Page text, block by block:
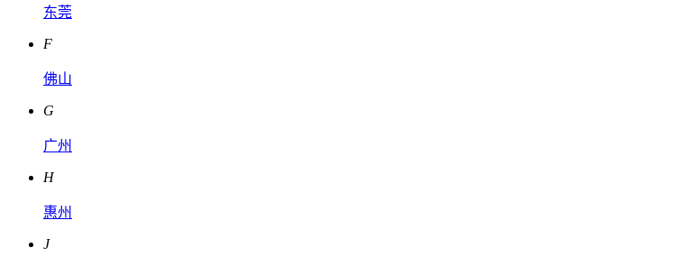
东莞
F
佛山
G
广州
H
惠州
J